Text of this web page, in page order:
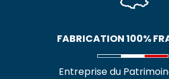
FABRICATION 100%
Entreprise du